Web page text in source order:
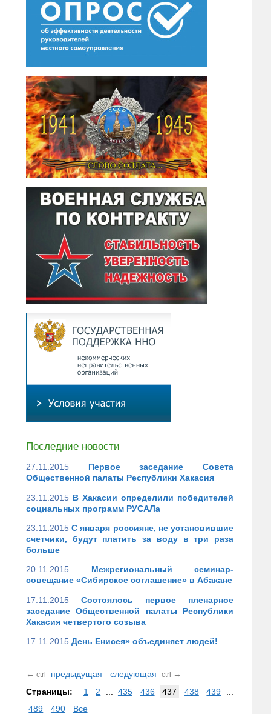
Последние новости
27.11.2015
Первое заседание Совета
Общественной палаты Республики Хакасия
23.11.2015 В Хакасии определили победителей
социальных программ РУСАЛа
23.11.2015 С января россияне, не установившие
счетчики, будут платить за воду в три раза
больше
20.11.2015
Межрегиональный семинар-
совещание «Сибирское соглашение» в Абакане
17.11.2015
Состоялось первое пленарное
заседание Общественной палаты Республики
Хакасия четвертого созыва
17.11.2015 День Енисея» объединяет людей!
← ctrl предыдущая следующая ctrl →
Страницы:
1 2 435 436 437 438 439
489
490 Все